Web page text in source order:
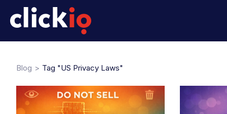
Blog Tag "US Privacy Laws"